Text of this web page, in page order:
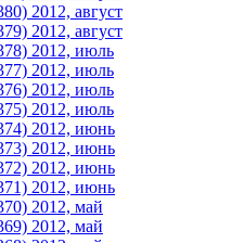
2012, август
2012, август
2012, июль
2012, июль
2012, июль
2012, июль
2012, июнь
2012, июнь
2012, июнь
2012, июнь
2012, май
2012, май